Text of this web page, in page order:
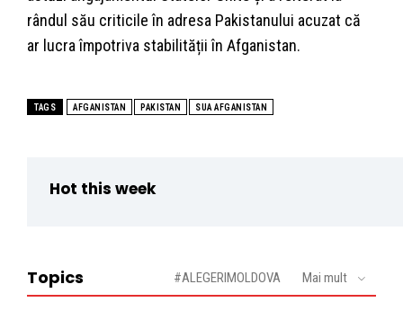
rândul său criticile în adresa Pakistanului acuzat că
ar lucra împotriva stabilității în Afganistan.
TAGS AFGANISTAN PAKISTAN SUA AFGANISTAN
Hot this week
Topics #ALEGERIMOLDOVA Mai mult